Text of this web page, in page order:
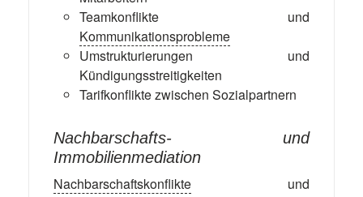
Teamkonflikte und
Kommunikationsprobleme
Umstrukturierungen und
Kündigungsstreitigkeiten
Tarifkonflikte zwischen Sozialpartnern
Nachbarschafts- und
Immobilienmediation
Nachbarschaftskonflikte und